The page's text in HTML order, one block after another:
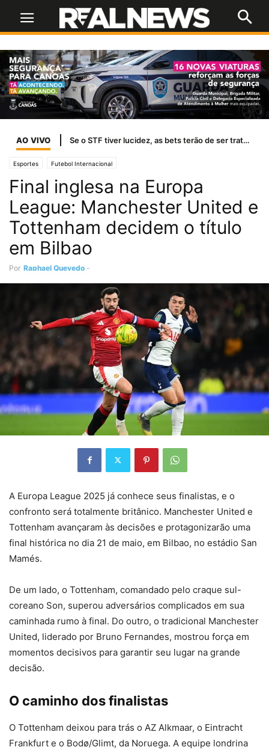
AO VIVO Se o STF tiver lucidez, as bets terão de ser tratadas como jogo de azar
Esportes Futebol Internacional
Final inglesa na Europa
League: Manchester United e
Tottenham decidem o título
em Bilbao
Por Raphael Quevedo -
A Europa League 2025 já conhece seus finalistas, e o
confronto será totalmente britânico. Manchester United e
Tottenham avançaram às decisões e protagonizarão uma
final histórica no dia 21 de maio, em Bilbao, no estádio San
Mamés.
De um lado, o Tottenham, comandado pelo craque sul-
coreano Son, superou adversários complicados em sua
caminhada rumo à final. Do outro, o tradicional Manchester
United, liderado por Bruno Fernandes, mostrou força em
momentos decisivos para garantir seu lugar na grande
decisão.
O caminho dos finalistas
O Tottenham deixou para trás o AZ Alkmaar, o Eintracht
Frankfurt e o Bodø/Glimt, da Noruega. A equipe londrina